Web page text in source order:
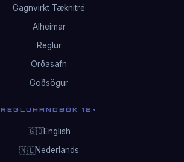
Gagnvirkt Tæknitré
Alheimar
Reglur
Orðasafn
Goðsögur
REGLUHANDBÓK 12+
🇬🇧English
🇳🇱Nederlands